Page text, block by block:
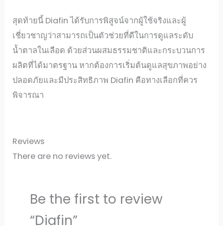
สุดท้ายนี้ Diafin ได้รับการพิสูจน์จากผู้ใช้จริงและผู้
เชี่ยวชาญว่าสามารถเป็นตัวช่วยที่ดีในการดูแลระดับ
น้ำตาลในเลือด ด้วยส่วนผสมธรรมชาติและกระบวนการ
ผลิตที่ได้มาตรฐาน หากต้องการเริ่มต้นดูแลสุขภาพอย่าง
ปลอดภัยและมีประสิทธิภาพ Diafin คือทางเลือกที่ควร
พิจารณา
Reviews
There are no reviews yet.
Be the first to review
“Diafin”